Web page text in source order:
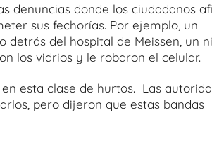
denuncias donde los ciudadanos
sus fechorías. Por ejemplo, un
del hospital de Meissen, un
los vidrios y le robaron el celular.
esta clase de hurtos. Las
pero dijeron que estas bandas